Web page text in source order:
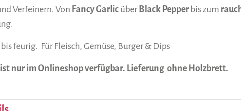
Verfeinern. Von Fancy Garlic über Black Pepper bis zum
feurig. Für Fleisch, Gemüse, Burger & Dips
ist nur im Onlineshop verfügbar. Lieferung ohne Holzbrett.